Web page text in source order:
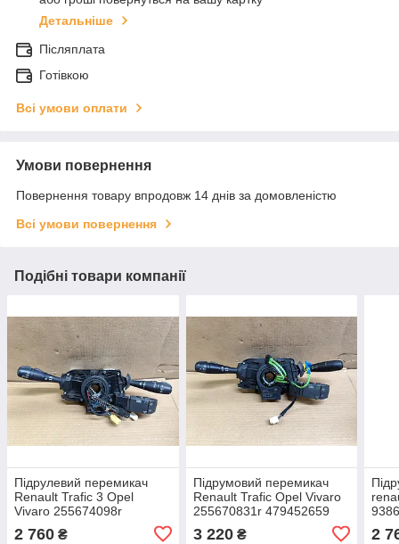
Детальніше
Післяплата
Готівкою
Всі умови оплати
Умови повернення
Повернення товару впродовж 14 днів за домовленістю
Всі умови повернення
Подібні товари компанії
Підрулевий перемикач
Renault Trafic 3 Opel
Vivaro 255674098r
479457095r 0265019069
2 760 ₴
Підрумовий перемикач
Renault Trafic Opel Vivaro
255670831r 479452659
3 220₴ 2